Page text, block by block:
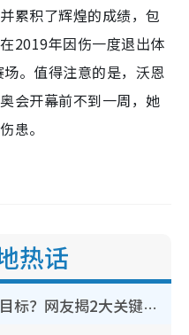
累积了辉煌的成绩，包
2019年因伤一度退出体
。值得注意的是，沃恩
会开幕前不到一周，她
患。
热话
装修拆铁闸随时变贼人目标？网友揭2大关键用途：装新款等于白装？附新旧铁闸分别